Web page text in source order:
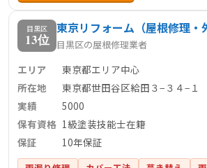
す。見積もり後の追加料金は不要で、
点も特徴です。
目黒区
13位
東京リフォーム（屋根修理・
目黒区の屋根修理業者
エリア
東京都エリア中心
所在地
東京都世田谷区給田３−３４−１
実績
5000
保有資格 1級塗装技能士在籍
保証
10年保証